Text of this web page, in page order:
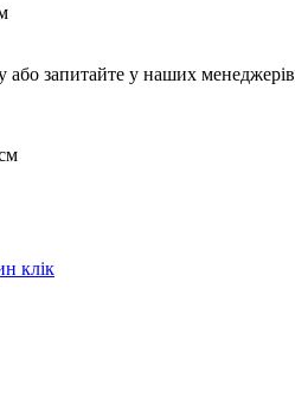
або запитайте у наших менеджерів
клік